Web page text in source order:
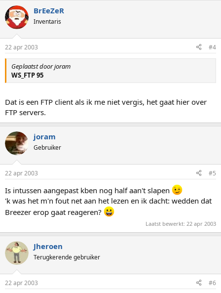
BrEeZeR
Inventaris
22 apr 2003 #4
Geplaatst door joram
WS_FTP 95
Dat is een FTP client als ik me niet vergis, het gaat hier over
FTP servers.
joram
Gebruiker
22 apr 2003 #5
Is intussen aangepast kben nog half aan't slapen
'k was het m'n fout net aan het lezen en ik dacht: wedden dat
Breezer erop gaat reageren?
Laatst bewerkt: 22 apr 2003
Jheroen
Terugkerende gebruiker
22 apr 2003 #6